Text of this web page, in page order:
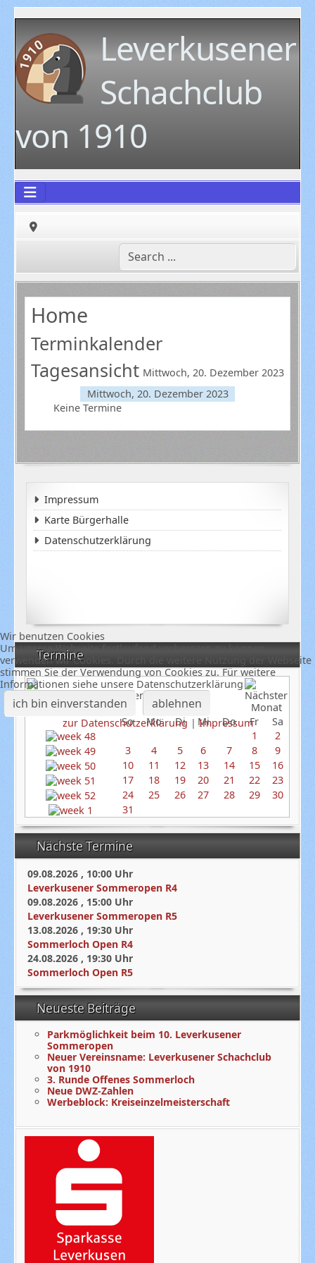
Leverkusener
Schachclub
von 1910
Termine
Dezember 2023
So
Mo Di Mi Do Fr
Sa
1
2
3
4 5 6 7 8
9
10
11 12 13 14 15
16
17
18 19 20 21 22
23
24
25 26 27 28 29
30
31
Nächste Termine
09.08.2026 , 10:00 Uhr
Leverkusener Sommeropen R4
09.08.2026 , 15:00 Uhr
Leverkusener Sommeropen R5
13.08.2026 , 19:30 Uhr
Sommerloch Open R4
24.08.2026 , 19:30 Uhr
Sommerloch Open R5
Neueste Beiträge
Parkmöglichkeit beim 10. Leverkusener
Sommeropen
Neuer Vereinsname: Leverkusener Schachclub
von 1910
3. Runde Offenes Sommerloch
Neue DWZ-Zahlen
Werbeblock: Kreiseinzelmeisterschaft
Home
Terminkalender
Tagesansicht Mittwoch, 20. Dezember 2023
Mittwoch, 20. Dezember 2023
Keine Termine
Impressum
Karte Bürgerhalle
Datenschutzerklärung
Wir benutzen Cookies
Um unsere Webseite fortlaufend verbessern zu können,
verwenden wir Cookies. Durch die weitere Nutzung der Webseite
stimmen Sie der Verwendung von Cookies zu. Für weitere
Informationen siehe unsere Datenschutzerklärung
ich bin einverstanden ablehnen
zur Datenschutzerklärung |Impressum